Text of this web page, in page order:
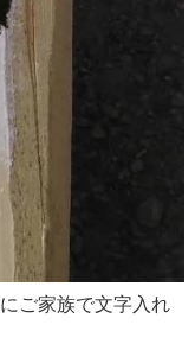
ご家族で文字入れ